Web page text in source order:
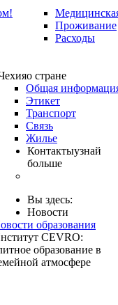
Проживание
Расходы
о стране
Общая
Этикет
Транспорт
Связь
Жилье
Контактыузнай
больше
Вы здесь:
Новости
образования
CEVRO:
образование в
атмосфере